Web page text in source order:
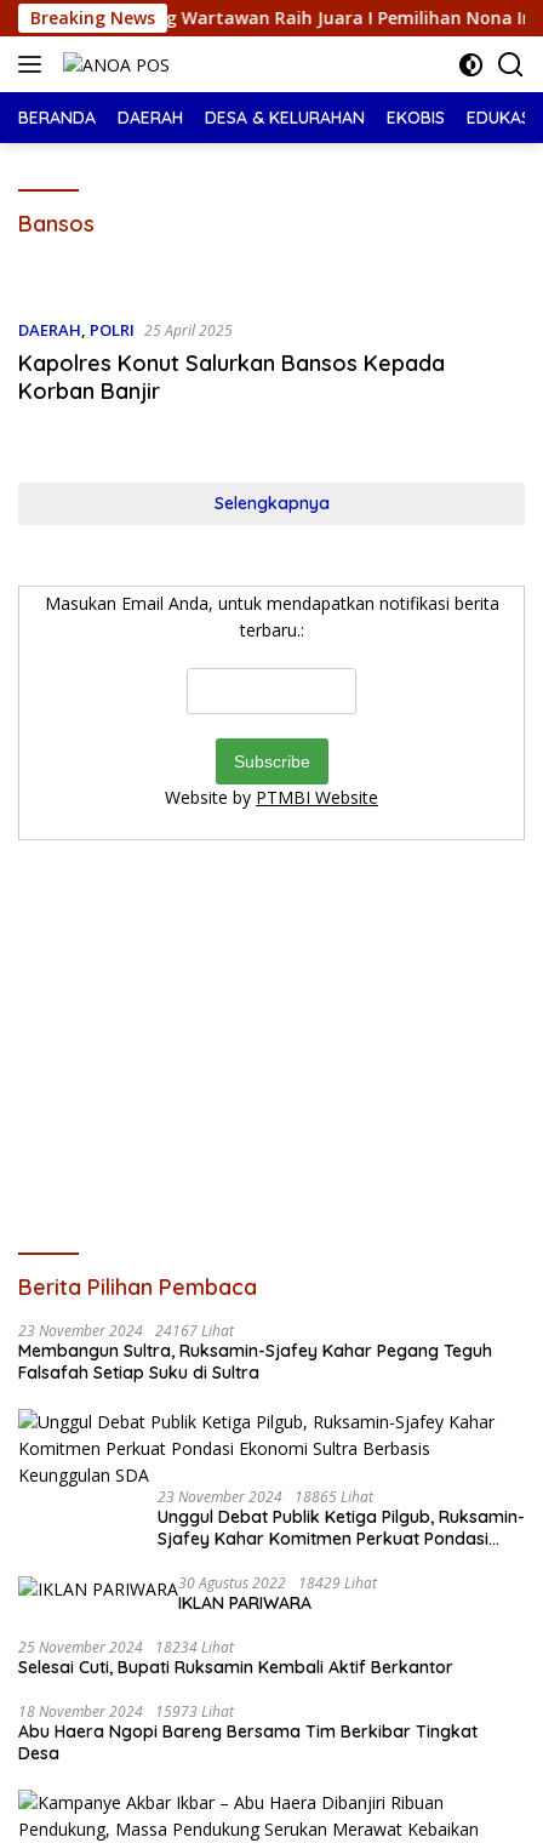
Langsung
ke
konten
Breaking News
Wartawan ‎Raih Juara I Pemilihan Nona Indonesia
BERANDA DAERAH DESA & KELURAHAN EKOBIS EDUKASI
Bansos
DAERAH, POLRI 25 April 2025
Kapolres Konut Salurkan Bansos Kepada
Korban Banjir
Selengkapnya
Masukan Email Anda, untuk mendapatkan notifikasi berita
terbaru.:
Website by PTMBI Website
Berita Pilihan Pembaca
23 November 2024 24167 Lihat
Membangun Sultra, Ruksamin-Sjafey Kahar Pegang Teguh
Falsafah Setiap Suku di Sultra
23 November 2024 18865 Lihat
Unggul Debat Publik Ketiga Pilgub, Ruksamin-
Sjafey Kahar Komitmen Perkuat Pondasi
30 Agustus 2022 18429 Lihat
IKLAN PARIWARA
25 November 2024 18234 Lihat
Selesai Cuti, Bupati Ruksamin Kembali Aktif Berkantor
18 November 2024 15973 Lihat
Abu Haera Ngopi Bareng Bersama Tim Berkibar Tingkat
Desa